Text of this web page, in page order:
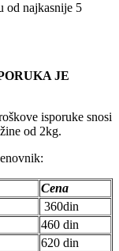
od najkasnije 5
JE
isporuke snosi
od 2kg.
Cena
360din
460 din
620 din